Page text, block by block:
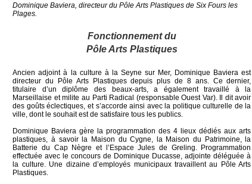
Dominique Baviera, directeur du Pôle Arts Plastiques de Six Fours les
Plages.
Fonctionnement du
Pôle Arts Plastiques
Ancien adjoint à la culture à la Seyne sur Mer, Dominique Baviera est
directeur du Pôle Arts Plastiques depuis plus de 8 ans. Ce dernier,
titulaire d’un diplôme des beaux-arts, a également travaillé à la
Marseillaise et milite au Parti Radical (responsable Ouest Var). Il dit avoir
des goûts éclectiques, et s’accorde ainsi avec la politique culturelle de la
ville, dont le souhait est de satisfaire tous les publics.
Dominique Baviera gère la programmation des 4 lieux dédiés aux arts
plastiques, à savoir la Maison du Cygne, la Maison du Patrimoine, la
Batterie du Cap Nègre et l’Espace Jules de Greling. Programmation
effectuée avec le concours de Dominique Ducasse, adjointe déléguée à
la culture. Une dizaine d’employés municipaux travaillent au Pôle Arts
Plastiques.